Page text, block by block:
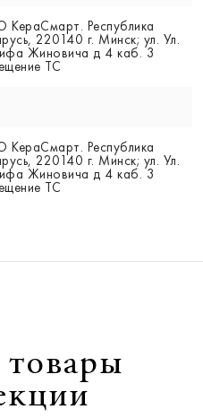
Республика
220140 г. Минск; ул. Ул.
Жиновича д 4 каб. 3
ТС
Республика
220140 г. Минск; ул. Ул.
Жиновича д 4 каб. 3
ТС